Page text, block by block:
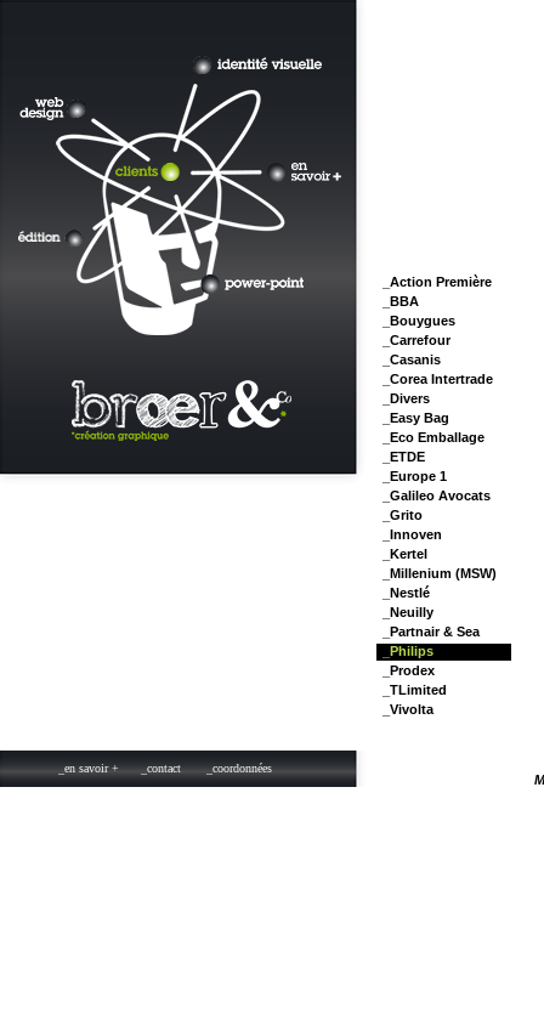
_en savoir + _contact _coordonnées
_Action Première
_BBA
_Bouygues
_Carrefour
_Casanis
_Corea Intertrade
_Divers
_Easy Bag
_Eco Emballage
_ETDE
_Europe 1
_Galileo Avocats
_Grito
_Innoven
_Kertel
_Millenium (MSW)
_Nestlé
_Neuilly
_Partnair & Sea
_Philips
_Prodex
_TLimited
_Vivolta